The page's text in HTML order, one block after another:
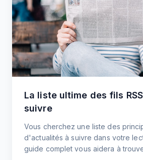
La liste ultime des fils
suivre
Vous cherchez une liste des
d'actualités à suivre dans votre
guide complet vous aidera à